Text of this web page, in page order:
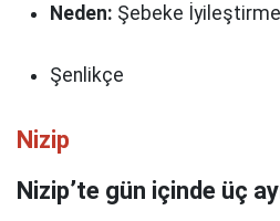
Neden: Şebeke İyileştirme
Şenlikçe
Nizip
Nizip’te gün içinde üç